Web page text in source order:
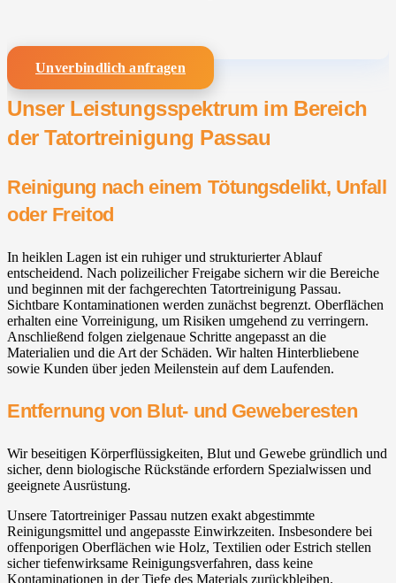
Unverbindlich anfragen
Unser Leistungsspektrum im Bereich
der Tatortreinigung Passau
Reinigung nach einem Tötungsdelikt, Unfall
oder Freitod
In heiklen Lagen ist ein ruhiger und strukturierter Ablauf
entscheidend. Nach polizeilicher Freigabe sichern wir die Bereiche
und beginnen mit der fachgerechten Tatortreinigung Passau.
Sichtbare Kontaminationen werden zunächst begrenzt. Oberflächen
erhalten eine Vorreinigung, um Risiken umgehend zu verringern.
Anschließend folgen zielgenaue Schritte angepasst an die
Materialien und die Art der Schäden. Wir halten Hinterbliebene
sowie Kunden über jeden Meilenstein auf dem Laufenden.
Entfernung von Blut- und Geweberesten
Wir beseitigen Körperflüssigkeiten, Blut und Gewebe gründlich und
sicher, denn biologische Rückstände erfordern Spezialwissen und
geeignete Ausrüstung.
Unsere Tatortreiniger Passau nutzen exakt abgestimmte
Reinigungsmittel und angepasste Einwirkzeiten. Insbesondere bei
offenporigen Oberflächen wie Holz, Textilien oder Estrich stellen
sicher tiefenwirksame Reinigungsverfahren, dass keine
Kontaminationen in der Tiefe des Materials zurückbleiben.